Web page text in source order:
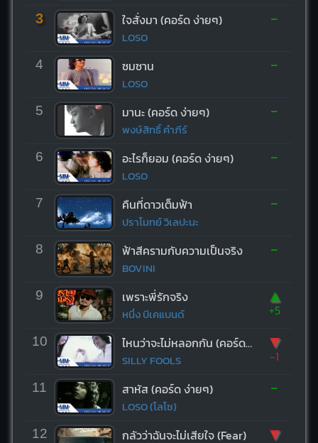
3 ใจสั่งมา (คอร์ด ง่ายๆ)
LOSO
-
4 ซมซาน
LOSO
-
5 มานะ (คอร์ด ง่ายๆ)
พงษ์สิทธิ์ คำภีร์
-
6 อะไรก็ยอม (คอร์ด ง่ายๆ)
LOSO
-
7 คืนที่ดาวเต็มฟ้า
ปราโมทย์ วิเลปะนะ
-
8 ฟ้าสีครามกับความเป็นจริง
BOVINI
-
9 เพราะพี่รักจริง
หนึ่ง บีเคแบนด์
▲
+5
10 ไหนว่าจะไม่หลอกกัน (คอร์ด ง่ายๆ)
SILLY FOOLS
▼
-1
11 สาหัส (คอร์ด ง่ายๆ)
LOSO (โลโซ)
-
12 กลัวว่าฉันจะไม่เสียใจ (Fear) ▼